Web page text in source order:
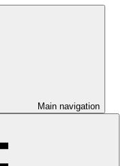
Main navigation